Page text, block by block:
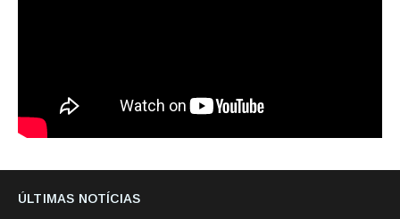
ÚLTIMAS NOTÍCIAS